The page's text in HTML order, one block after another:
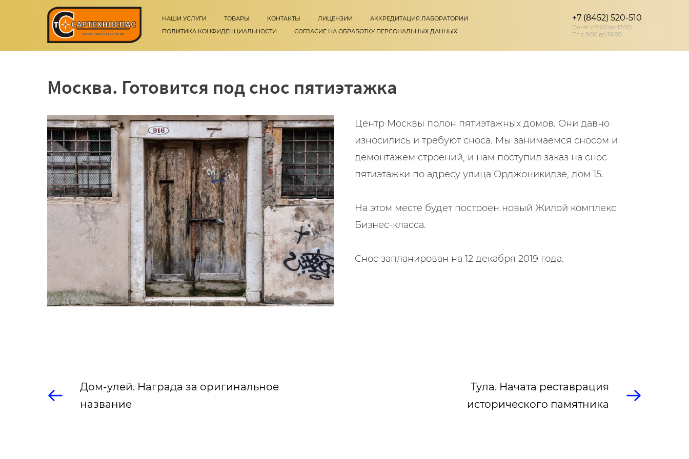
НАШИ УСЛУГИ ТОВАРЫ КОНТАКТЫ ЛИЦЕНЗИИ
АККРЕДИТАЦИЯ ЛАБОРАТОРИИ
ПОЛИТИКА КОНФИДЕНЦИАЛЬНОСТИ
СОГЛАСИЕ НА ОБРАБОТКУ ПЕРСОНАЛЬНЫХ ДАННЫХ
+7 (8452) 520-510
Пн-Чт с 9:00 до 17:00;
Пт с 9:00 до 16:00
Москва. Готовится под снос пятиэтажка
Центр Москвы полон пятиэтажных домов. Они давно
износились и требуют сноса. Мы занимаемся сносом и
демонтажем строений, и нам поступил заказ на снос
пятиэтажки по адресу улица Орджоникидзе, дом 15.
На этом месте будет построен новый Жилой комплекс
Бизнес-класса.
Снос запланирован на 12 декабря 2019 года.
Дом-улей. Награда за оригинальное
название
Тула. Начата реставрация
исторического памятника